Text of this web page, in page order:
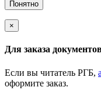
Понятно
×
Для заказа
Если вы читатель РГБ,
оформите заказ.